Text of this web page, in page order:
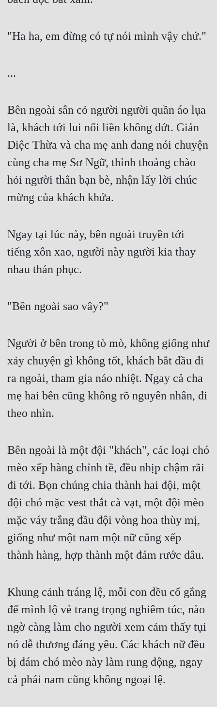
"Ha ha, em đừng có tự nói mình vậy chứ."
...
Bên ngoài sân cỏ người người quần áo lụa
là, khách tới lui nối liền không dứt. Giản
Diệc Thừa và cha mẹ anh đang nói chuyện
cùng cha mẹ Sơ Ngữ, thỉnh thoảng chào
hỏi người thân bạn bè, nhận lấy lời chúc
mừng của khách khứa.
Ngay tại lúc này, bên ngoài truyền tới
tiếng xôn xao, người này người kia thay
nhau thán phục.
"Bên ngoài sao vây?"
Người ở bên trong tò mò, không giống như
xảy chuyện gì không tốt, khách bắt đầu đi
ra ngoài, tham gia náo nhiệt. Ngay cả cha
mẹ hai bên cũng không rõ nguyên nhân, đi
theo nhìn.
Bên ngoài là một đội "khách", các loại chó
mèo xếp hàng chỉnh tề, đều nhịp chậm rãi
đi tới. Bọn chúng chia thành hai đội, một
đội chó mặc vest thắt cà vạt, một đội mèo
mặc váy trắng đầu đội vòng hoa thùy mị,
giống như một nam một nữ cũng xếp
thành hàng, hợp thành một đám rước dâu.
Khung cảnh tráng lệ, mỗi con đều cố gắng
để mình lộ vẻ trang trọng nghiêm túc, nào
ngờ càng làm cho người xem cảm thấy tụi
nó dễ thương đáng yêu. Các khách nữ đều
bị đám chó mèo này làm rung động, ngay
cả phái nam cũng không ngoại lệ.